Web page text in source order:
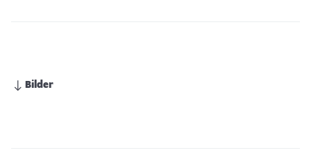
Bilder